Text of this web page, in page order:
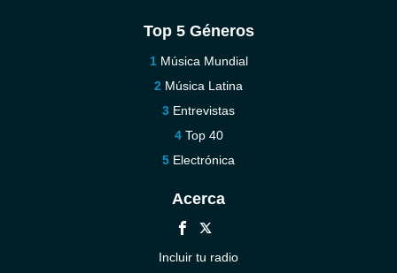
Top 5 Géneros
Música Mundial
Música Latina
Entrevistas
Top 40
Electrónica
Acerca
Incluir tu radio